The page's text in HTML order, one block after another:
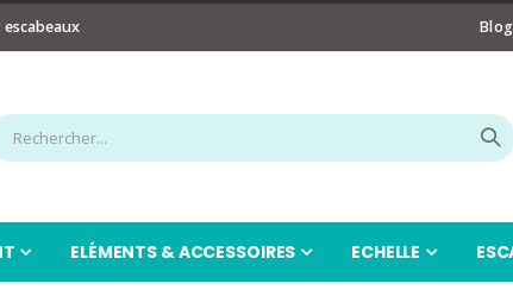
Blog
ELÉMENTS & ACCESSOIRES ECHELLE